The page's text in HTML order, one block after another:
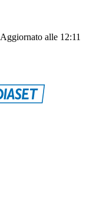
Aggiornato alle 12:11